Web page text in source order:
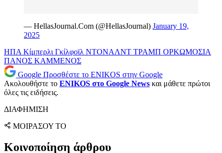
— HellasJournal.Com (@HellasJournal) January 19,
2025
ΗΠΑ Κίμπερλι Γκίλφοϊλ ΝΤΟΝΑΛΝΤ ΤΡΑΜΠ ΟΡΚΩΜΟΣΙΑ
ΠΑΝΟΣ ΚΑΜΜΕΝΟΣ
Google Προσθέστε το ENIKOS στην Google
Ακολουθήστε το ENIKOS στο Google News και μάθετε πρώτοι
όλες τις ειδήσεις.
ΔΙΑΦΗΜΙΣΗ
ΜΟΙΡΑΣΟΥ ΤΟ
Κοινοποίηση άρθρου